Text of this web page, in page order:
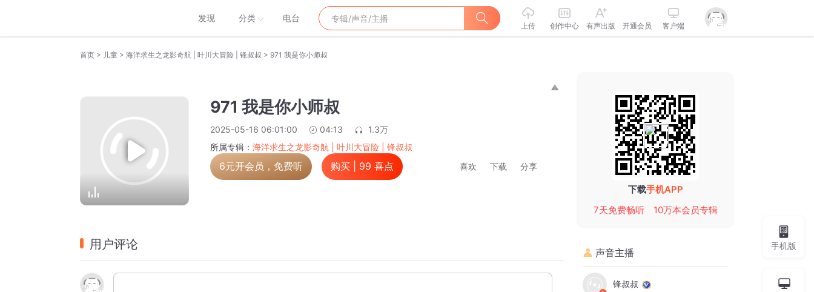
发现 分类 电台
上传 创作中心 有声出版 开通会员 客户端
首页 > 儿童 > 海洋求生之龙影奇航 | 叶川大冒险 | 锋叔叔 > 971 我是你小师叔
971 我是你小师叔
2025-05-16 06:01:00 04:13
1.3万
所属专辑： 海洋求生之龙影奇航 | 叶川大冒险 | 锋叔叔
6元开会员，免费听 购买 | 99 喜点 喜欢 下载 分享
用户评论
下载手机APP
7天免费畅听
10万本会员专辑
声音主播
锋叔叔
手机版